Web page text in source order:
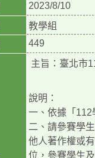
2023/8/10
教學組
449
主旨：臺北市
說明：
一、依據「112
二、請參賽學
他人著作權或
位，參賽學生